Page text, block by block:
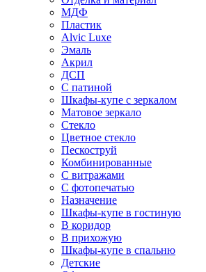
МДФ
Пластик
Alvic Luxe
Эмаль
Акрил
ДСП
С патиной
Шкафы-купе с зеркалом
Матовое зеркало
Стекло
Цветное стекло
Пескоструй
Комбинированные
С витражами
С фотопечатью
Назначение
Шкафы-купе в гостиную
В коридор
В прихожую
Шкафы-купе в спальню
Детские